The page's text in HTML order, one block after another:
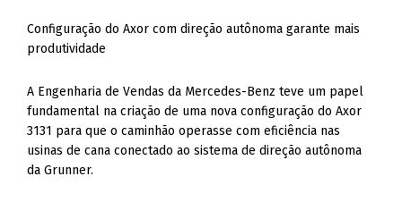
Configuração do Axor com direção autônoma garante mais
produtividade
A Engenharia de Vendas da Mercedes-Benz teve um papel
fundamental na criação de uma nova configuração do Axor
3131 para que o caminhão operasse com eficiência nas
usinas de cana conectado ao sistema de direção autônoma
da Grunner.